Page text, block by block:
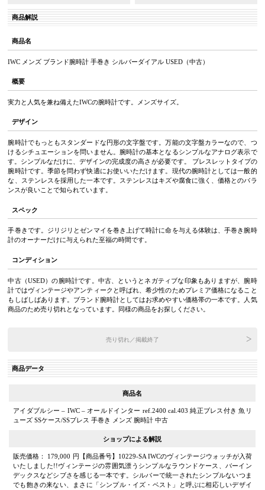
商品解説
商品名
IWC メンズ ブランド腕時計 手巻き シルバーダイアル USED（中古）
概要
実力と人気を兼ね備えたIWCの腕時計です。メンズサイズ。
デザイン
腕時計でもっともスタンダードな円形の文字盤です。万能の文字盤カラーなので、つ
けるシチュエーションを問いません。腕時計の基本となるシンプルなアナログ表示で
す。シンプルなだけに、デザインの完成度の高さが必要です。 ブレスレットタイプの
腕時計です。季節を問わず快適にお使いいただけます。現代の腕時計としては一般的
な、ステンレスを採用した一本です。ステンレスはキズや腐食に強く、価格とのバラ
ンスが良いことで知られています。
スペック
手巻きです。ジリジリとゼンマイを巻き上げて時計に命を与える体験は、手巻き腕時
計のオーナーだけに与えられた至福の時間です。
コンディション
中古（USED）の腕時計です。中古、というとネガティブな印象もありますが、腕時
計ではヴィンテージやアンティークと呼ばれ、希少性のためプレミア価格になること
もしばしばあります。ブランド腕時計としてはお求めやすい価格帯の一本です。人気
商品のため売り切れとなっています。同様の商品をお探しください。
売り切れ／掲載終了
商品データ
商品名
アイダブルシー – IWC – オールドインター ref.2400 cal.403 純正ブレス付き 魚リ
ューズ SSケース/SSブレス 手巻き メンズ 腕時計 中古
ショップによる解説
販売価格： 179,000 円【商品番号】10229-SA IWCのヴィンテージウォッチが入荷
いたしました!!ヴィンテージの雰囲気漂うシンプルなラウンドケース、バーイン
デックスなどシブさを感じる一本です。シルバーで統一されたシンプルないつま
でも飽きの来ない、まさに「シンプル・イズ・ベスト」と呼ぶに相応しいデザイ